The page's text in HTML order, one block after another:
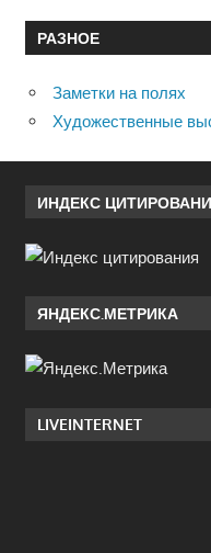
РАЗНОЕ
Заметки на полях
Художественные
ИНДЕКС
ЯНДЕКС.МЕТРИКА
LIVEINTERNET